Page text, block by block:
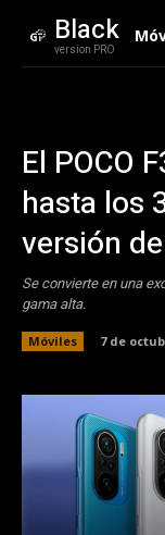
Black
version PRO
El POCO
hasta los
versión
Se convierte en una
gama alta.
Móviles 7 de